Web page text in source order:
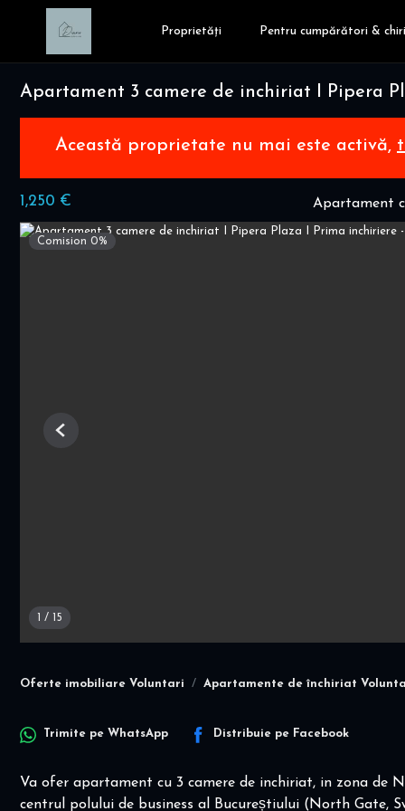
Proprietăți Pentru cumpărători &
Apartament 3 camere de inchiriat I Pipera
Această proprietate nu mai este activă,
1,250 € Apartament
Comision 0%
/ 15
Previous
Oferte imobiliare Voluntari Apartamente de închiriat
Trimite pe WhatsApp Distribuie pe Facebook
Va ofer apartament cu 3 camere de inchiriat, in zona de
centrul polului de business al Bucureștiului (North Gate,